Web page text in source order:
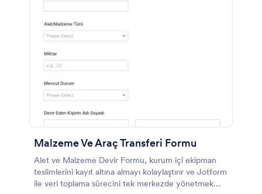
Malzeme Ve Araç Transferi Formu
Alet ve Malzeme Devir Formu, kurum içi ekipman
teslimlerini kayıt altına almayı kolaylaştırır ve Jotform
ile veri toplama sürecini tek merkezde yönetmek